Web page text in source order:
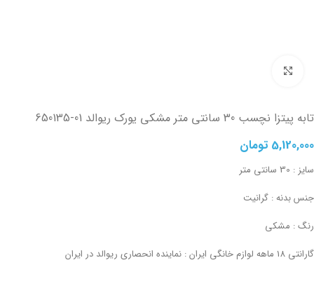
تابه پیتزا نچسب 30 سانتی متر مشکی یورک ریوالد 650135-01
5,120,000 تومان
سایز : 30 سانتی متر
جنس بدنه : گرانیت
رنگ : مشکی
گارانتی 18 ماهه لوازم خانگی ایران : نماینده انحصاری ریوالد در ایران